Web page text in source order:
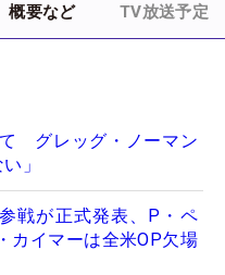
概要など TV放送予定
グレッグ・ノーマン
」
戦が正式発表、P・ペ
イマーは全米OP欠場